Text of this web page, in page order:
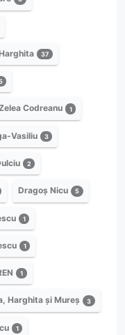
37
Codreanu 1
Vasiliu 3
2
Dragoș Nicu 5
1
1
1
Harghita și Mureș 3
1